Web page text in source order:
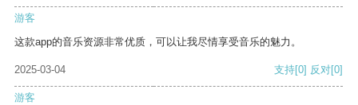
游客
这款app的音乐资源非常优质，可以让我尽情享受音乐的魅力。
2025-03-04 支持[0] 反对[0]
游客